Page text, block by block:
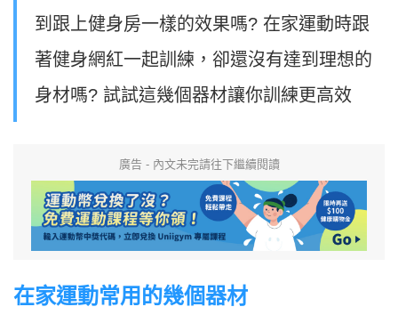
到跟上健身房一樣的效果嗎? 在家運動時跟
著健身網紅一起訓練，卻還沒有達到理想的
身材嗎? 試試這幾個器材讓你訓練更高效
廣告 - 內文未完請往下繼續閱讀
在家運動常用的幾個器材